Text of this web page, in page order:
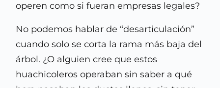
operen como si fueran empresas legales?
No podemos hablar de “desarticulación”
cuando solo se corta la rama más baja del
árbol. ¿O alguien cree que estos
huachicoleros operaban sin saber a qué